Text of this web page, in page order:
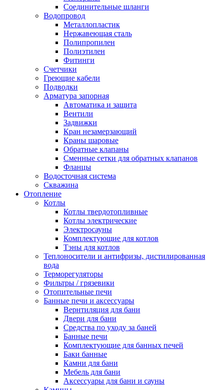
Соединительные шланги
Водопровод
Металлопластик
Нержавеющая сталь
Полипропилен
Полиэтилен
Фитинги
Счетчики
Греющие кабели
Подводки
Арматура запорная
Автоматика и защита
Вентили
Задвижки
Кран незамерзающий
Краны шаровые
Обратные клапаны
Сменные сетки для обратных клапанов
Фланцы
Водосточная система
Скважина
Отопление
Котлы
Котлы твердотопливные
Котлы электрические
Электросауны
Комплектующие для котлов
Тэны для котлов
Теплоносители и антифризы, дистилированная
вода
Терморегуляторы
Фильтры / грязевики
Отопительные печи
Банные печи и аксессуары
Вернтиляция для бани
Двери для бани
Средства по уходу за баней
Банные печи
Комплектующие для банных печей
Баки банные
Камни для бани
Мебель для бани
Аксессуары для бани и сауны